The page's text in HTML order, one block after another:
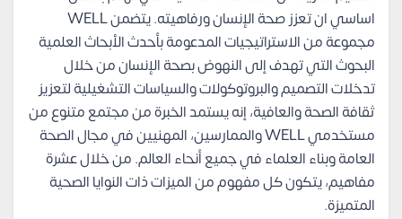
اساسي ان تعزز صحة الإنسان ورفاهيته. يتضمن WELL
مجموعة من الاستراتيجيات المدعومة بأحدث الأبحاث العلمية
البحوث التي تهدف إلى النهوض بصحة الإنسان من خلال
تدخلات التصميم والبروتوكولات والسياسات التشغيلية لتعزيز
ثقافة الصحة والعافية، إنه يستمد الخبرة من مجتمع متنوع من
مستخدمي WELL والممارسين، المهنيين في مجال الصحة
العامة وبناء العلماء في جميع أنحاء العالم. من خلال عشرة
مفاهيم، يتكون كل مفهوم من الميزات ذات النوايا الصحية
المتميزة.